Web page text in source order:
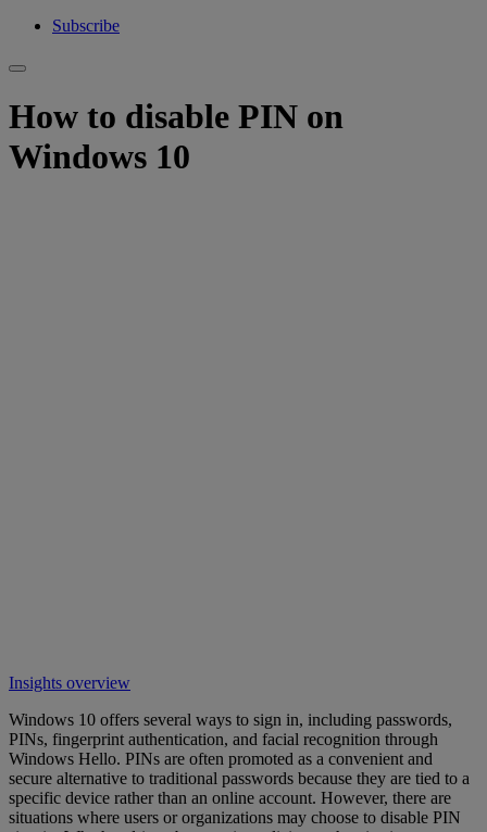
Subscribe
How to disable PIN on
Windows 10
Insights overview
Windows 10 offers several ways to sign in, including passwords,
PINs, fingerprint authentication, and facial recognition through
Windows Hello. PINs are often promoted as a convenient and
secure alternative to traditional passwords because they are tied to a
specific device rather than an online account. However, there are
situations where users or organizations may choose to disable PIN